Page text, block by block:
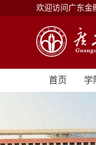
欢迎访问广东金
首页 学